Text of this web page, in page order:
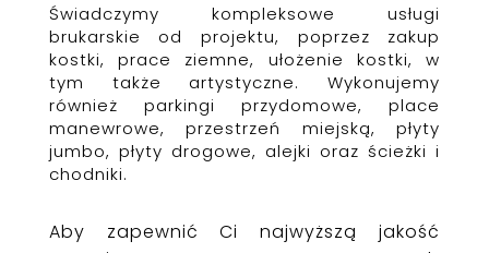
Świadczymy kompleksowe usługi
brukarskie od projektu, poprzez zakup
kostki, prace ziemne, ułożenie kostki, w
tym także artystyczne. Wykonujemy
również parkingi przydomowe, place
manewrowe, przestrzeń miejską, płyty
jumbo, płyty drogowe, alejki oraz ścieżki i
chodniki.
Aby zapewnić Ci najwyższą jakość